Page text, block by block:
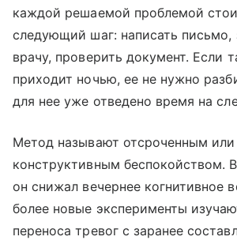
каждой решаемой проблемой
следующий шаг: написать письмо,
врачу, проверить документ. Если
приходит ночью, ее не нужно
для нее уже отведено время на
Метод называют отсроченным или
конструктивным беспокойством.
он снижал вечернее когнитивное
более новые эксперименты
переноса тревог с заранее